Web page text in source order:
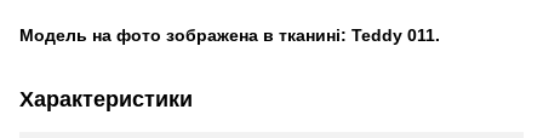
Модель на фото зображена в тканині: Teddy 011.
Характеристики